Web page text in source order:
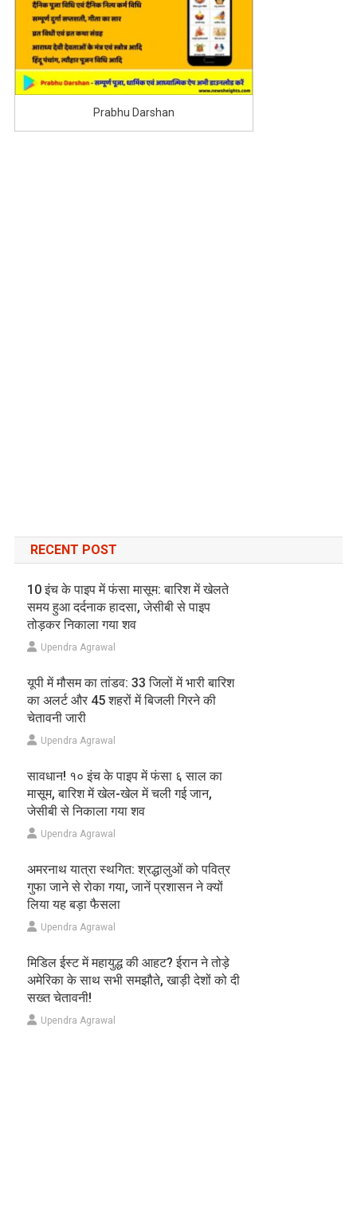
Prabhu Darshan
RECENT POST
10 इंच के पाइप में फंसा मासूम: बारिश में खेलते
समय हुआ दर्दनाक हादसा, जेसीबी से पाइप
तोड़कर निकाला गया शव
Upendra Agrawal
यूपी में मौसम का तांडव: 33 जिलों में भारी बारिश
का अलर्ट और 45 शहरों में बिजली गिरने की
चेतावनी जारी
Upendra Agrawal
सावधान! १० इंच के पाइप में फंसा ६ साल का
मासूम, बारिश में खेल-खेल में चली गई जान,
जेसीबी से निकाला गया शव
Upendra Agrawal
अमरनाथ यात्रा स्थगित: श्रद्धालुओं को पवित्र
गुफा जाने से रोका गया, जानें प्रशासन ने क्यों
लिया यह बड़ा फैसला
Upendra Agrawal
मिडिल ईस्ट में महायुद्ध की आहट? ईरान ने तोड़े
अमेरिका के साथ सभी समझौते, खाड़ी देशों को दी
सख्त चेतावनी!
Upendra Agrawal